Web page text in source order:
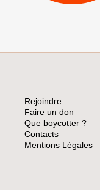
Rejoindre
Faire un don
Que boycotter ?
Contacts
Mentions Légales